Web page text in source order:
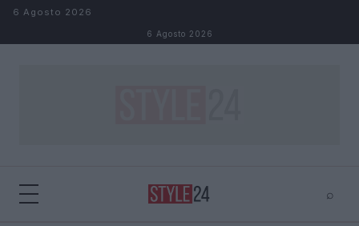
Salta al contenuto
6 Agosto 2026
6 Agosto 2026
⌕